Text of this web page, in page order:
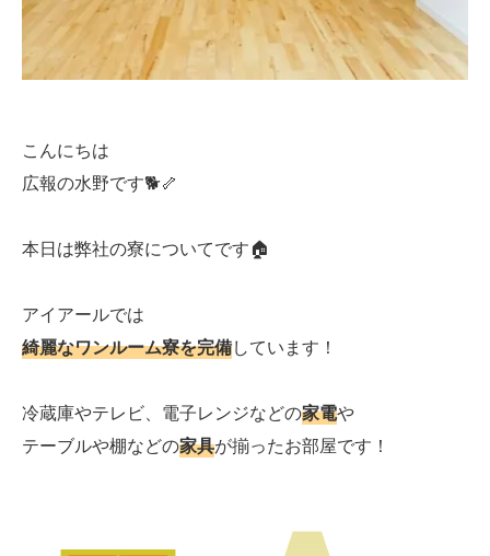
こんにちは
広報の水野です🐕🦴
本日は弊社の寮についてです🏠
アイアールでは
綺麗なワンルーム寮を完備しています！
冷蔵庫やテレビ、電子レンジなどの家電や
テーブルや棚などの家具が揃ったお部屋です！